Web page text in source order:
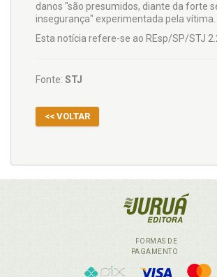
danos "são presumidos, diante da forte
insegurança" experimentada pela vítima.
Esta notícia refere-se ao REsp/SP/STJ
Fonte: STJ
<< VOLTAR
FORMAS DE
PAGAMENTO